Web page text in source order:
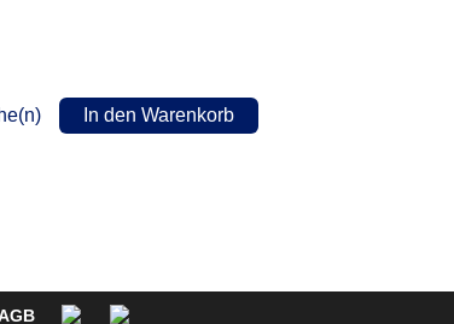
In den Warenkorb